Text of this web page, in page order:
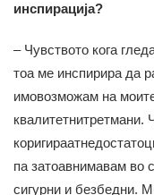
инспирација?
– Чувството кога
тоа ме инспирира да
имовозможам на
квалитетнитретмани.
па затоавнимавам во
сигурни и безбедни.